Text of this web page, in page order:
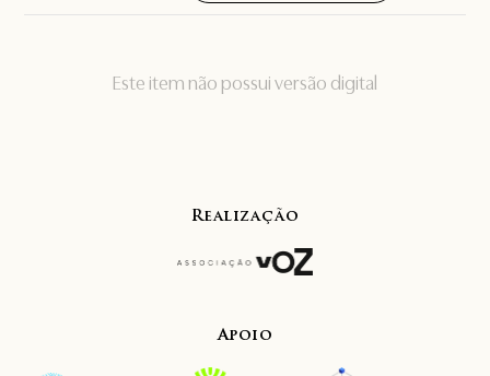
Este item não possui versão digital
Realização
Apoio